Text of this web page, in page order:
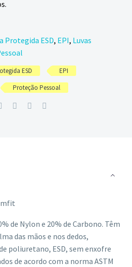
Protegida ESD, EPI, Luvas
ESD
EPI
Proteção Pessoal
de Nylon e 20% de Carbono. Têm
das mãos e nos dedos,
poliuretano, ESD, sem enxofre
de acordo com a norma ASTM